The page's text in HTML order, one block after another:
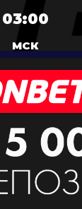
03:00
МСК